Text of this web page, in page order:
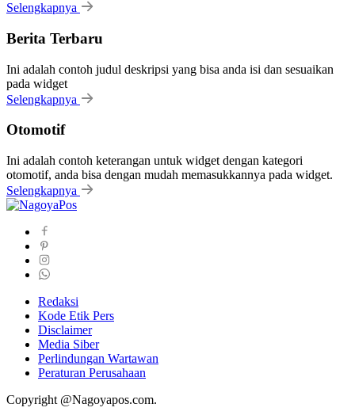
Selengkapnya
Berita Terbaru
Ini adalah contoh judul deskripsi yang bisa anda isi dan sesuaikan
pada widget
Selengkapnya
Otomotif
Ini adalah contoh keterangan untuk widget dengan kategori
otomotif, anda bisa dengan mudah memasukkannya pada widget.
Selengkapnya
Redaksi
Kode Etik Pers
Disclaimer
Media Siber
Perlindungan Wartawan
Peraturan Perusahaan
Copyright @Nagoyapos.com.